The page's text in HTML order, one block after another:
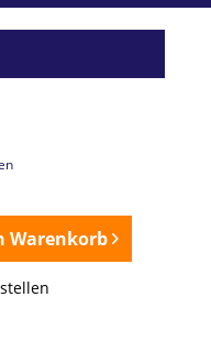
Warenkorb